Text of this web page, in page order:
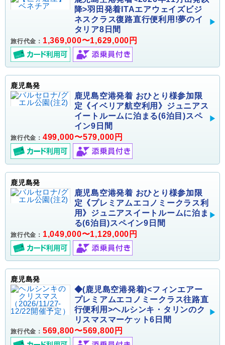
降>羽田発着ITAエアウェイズビジ
ネスクラス復路直行便利用!夢のイ
タリア8日間
旅行代金： 1,369,000〜1,629,000円
鹿児島発
鹿児島空港発着 おひとり様参加限
定《イベリア航空利用》ジュニアス
イートルームに泊まる(6泊目)スペ
イン9日間
旅行代金： 499,000〜579,000円
鹿児島発
鹿児島空港発着 おひとり様参加限
定《プレミアムエコノミークラス利
用》ジュニアスイートルームに泊ま
る(6泊目)スペイン9日間
旅行代金： 1,049,000〜1,129,000円
鹿児島発
◆(鹿児島空港発着)<フィンエアー
プレミアムエコノミークラス往路直
行便利用>ヘルシンキ・タリンのク
リスマスマーケット6日間
旅行代金： 569,800〜569,800円